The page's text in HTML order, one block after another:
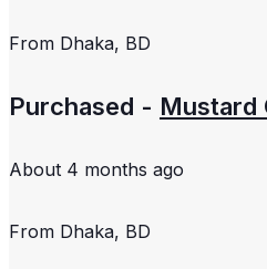
From Dhaka, BD
Purchased - Mustard
About 4 months ago
From Dhaka, BD